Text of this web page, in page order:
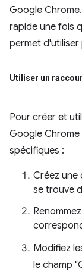
Google
rapide une fois
permet d'utiliser
Utiliser un
Pour créer et
Google
spécifiques :
Créez une
se trouve
Modifiez
le champ